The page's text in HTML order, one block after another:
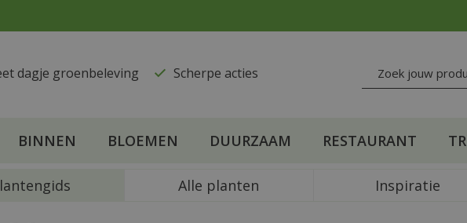
dagje groenbeleving ​Scherpe acties
BINNEN BLOEMEN DUURZAAM RESTAURANT
Alle planten Inspiratie